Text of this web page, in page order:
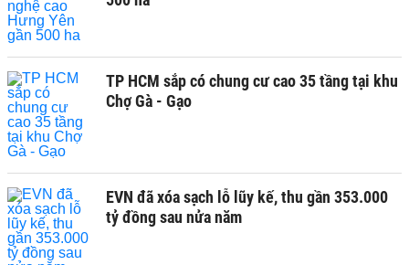
TP HCM sắp có chung cư cao 35 tầng tại khu
Chợ Gà - Gạo
EVN đã xóa sạch lỗ lũy kế, thu gần 353.000
tỷ đồng sau nửa năm